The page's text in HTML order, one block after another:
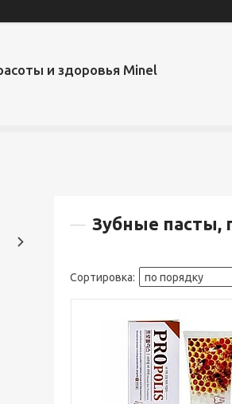
и здоровья Minel
Зубные пасты,